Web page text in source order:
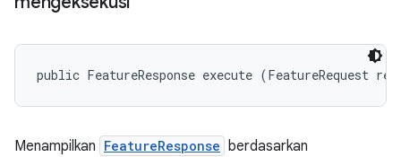
public FeatureResponse execute (FeatureRequest
Menampilkan FeatureResponse berdasarkan